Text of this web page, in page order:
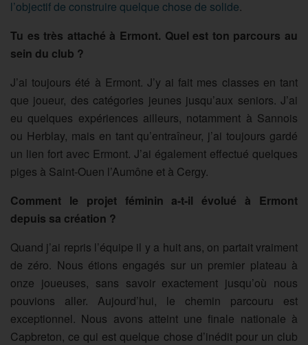
l’objectif de construire quelque chose de solide.
Tu es très attaché à Ermont. Quel est ton parcours au
sein du club ?
J’ai toujours été à Ermont. J’y ai fait mes classes en tant
que joueur, des catégories jeunes jusqu’aux seniors. J’ai
eu quelques expériences ailleurs, notamment à Sannois
ou Herblay, mais en tant qu’entraîneur, j’ai toujours gardé
un lien fort avec Ermont. J’ai également effectué quelques
piges à Saint-Ouen l’Aumône et à Cergy.
Comment le projet féminin a-t-il évolué à Ermont
depuis sa création ?
Quand j’ai repris l’équipe il y a huit ans, on partait vraiment
de zéro. Nous étions engagés sur un premier plateau à
onze joueuses, sans savoir exactement jusqu’où nous
pouvions aller. Aujourd’hui, le chemin parcouru est
exceptionnel. Nous avons atteint une finale nationale à
Capbreton, ce qui est quelque chose d’inédit pour un club